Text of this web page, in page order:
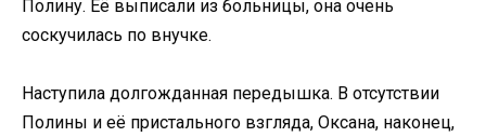
Полину. Её выписали из больницы, она очень
соскучилась по внучке.
Наступила долгожданная передышка. В отсутствии
Полины и её пристального взгляда, Оксана, наконец,